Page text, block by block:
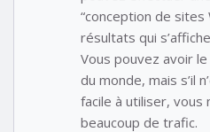
“conception de sites
résultats qui
Vous pouvez avoir
du monde, mais s’il
facile à utiliser, vous
beaucoup de trafic.